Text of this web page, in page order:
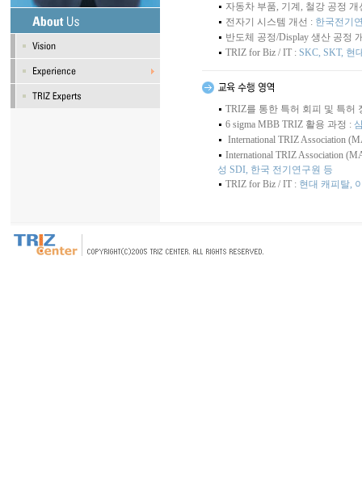
자동차 부품, 기계, 철강 공정
전자기 시스템 개선 : 한국전기
반도체 공정/Display 생산 공정
TRIZ for Biz / IT : SKC, SKT, 현
TRIZ를 통한 특허 회피 및 특허
6 sigma MBB TRIZ 활용 과정 :
International TRIZ Association
International TRIZ Association
성 SDI, 한국 전기연구원 등
TRIZ for Biz / IT : 현대 캐피탈,